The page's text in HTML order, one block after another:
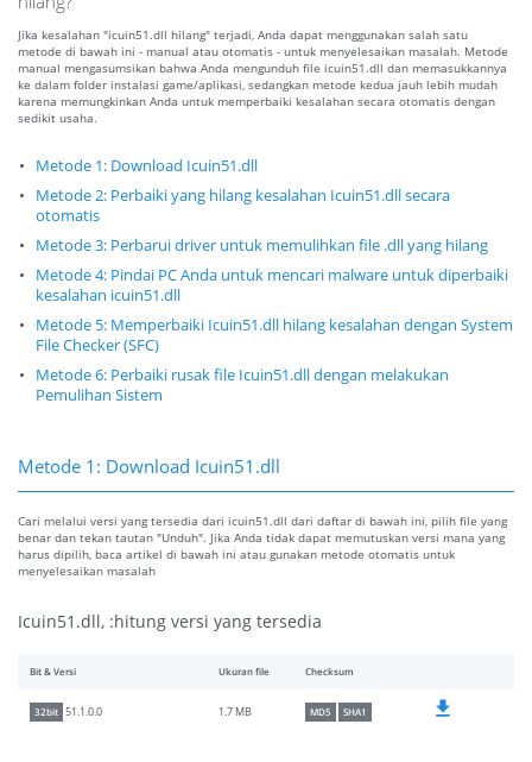
Jika kesalahan "icuin51.dll hilang" terjadi, Anda dapat menggunakan salah satu
metode di bawah ini - manual atau otomatis - untuk menyelesaikan masalah. Metode
manual mengasumsikan bahwa Anda mengunduh file icuin51.dll dan memasukkannya
ke dalam folder instalasi game/aplikasi, sedangkan metode kedua jauh lebih mudah
karena memungkinkan Anda untuk memperbaiki kesalahan secara otomatis dengan
sedikit usaha.
Metode 1: Download Icuin51.dll
Metode 2: Perbaiki yang hilang kesalahan Icuin51.dll secara
otomatis
Metode 3: Perbarui driver untuk memulihkan file .dll yang hilang
Metode 4: Pindai PC Anda untuk mencari malware untuk diperbaiki
kesalahan icuin51.dll
Metode 5: Memperbaiki Icuin51.dll hilang kesalahan dengan System
File Checker (SFC)
Metode 6: Perbaiki rusak file Icuin51.dll dengan melakukan
Pemulihan Sistem
Metode 1: Download Icuin51.dll
Cari melalui versi yang tersedia dari icuin51.dll dari daftar di bawah ini, pilih file yang
benar dan tekan tautan "Unduh". Jika Anda tidak dapat memutuskan versi mana yang
harus dipilih, baca artikel di bawah ini atau gunakan metode otomatis untuk
menyelesaikan masalah
Icuin51.dll, :hitung versi yang tersedia
Bit & Versi Ukuran file Checksum
32bit 51.1.0.0 1.7 MB MD5 SHA1